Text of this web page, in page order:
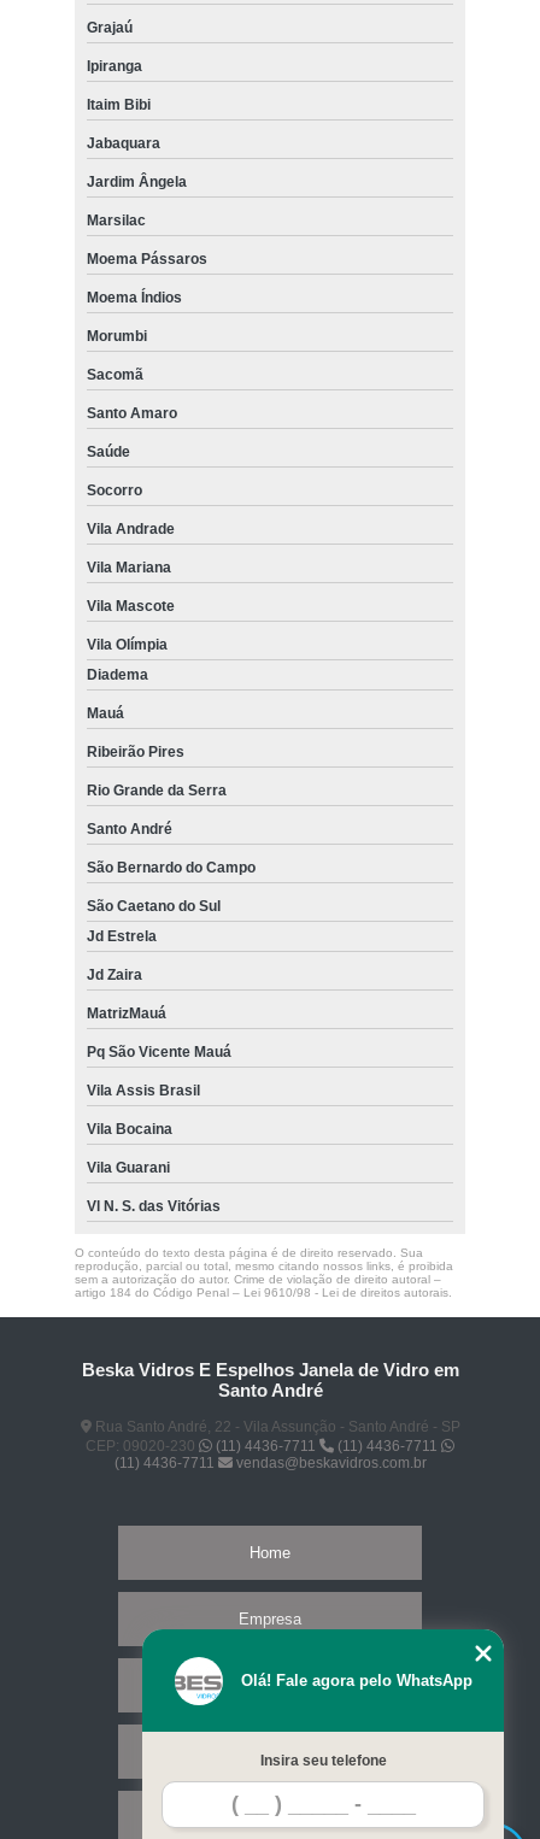
Grajaú
Ipiranga
Itaim Bibi
Jabaquara
Jardim Ângela
Marsilac
Moema Pássaros
Moema Índios
Morumbi
Sacomã
Santo Amaro
Saúde
Socorro
Vila Andrade
Vila Mariana
Vila Mascote
Vila Olímpia
Diadema
Mauá
Ribeirão Pires
Rio Grande da Serra
Santo André
São Bernardo do Campo
São Caetano do Sul
Jd Estrela
Jd Zaira
MatrizMauá
Pq São Vicente Mauá
Vila Assis Brasil
Vila Bocaina
Vila Guarani
Vl N. S. das Vitórias
O conteúdo do texto desta página é de direito reservado. Sua
reprodução, parcial ou total, mesmo citando nossos links, é proibida
sem a autorização do autor. Crime de violação de direito autoral –
artigo 184 do Código Penal – Lei 9610/98 - Lei de direitos autorais.
Beska Vidros E Espelhos Janela de Vidro em
Santo André
Rua Santo André, 22 - Vila Assunção - Santo André - SP
CEP: 09020-230
(11) 4436-7711
(11) 4436-7711
(11) 4436-7711
vendas@beskavidros.com.br
Home
Empresa
Missão
Serviços
Contato
Olá! Fale agora pelo WhatsApp
Insira seu telefone